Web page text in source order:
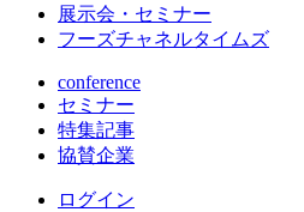
展示会・セミナー
フーズチャネルタイムズ
conference
セミナー
特集記事
協賛企業
ログイン